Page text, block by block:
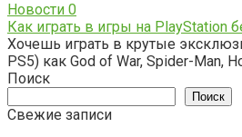
Новости 0
Как играть в игры на PlayStation
Хочешь играть в крутые
PS5) как God of War, Spider-Man,
Поиск
Поиск
Свежие записи